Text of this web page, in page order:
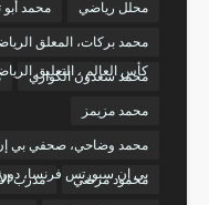
محلل رياضي محمد أبو
محمد بركات، المعلق
كأس العالم ، التعليق
محمد سعدون الكواري
محمد مزيمز
محمد وضاحي، صحفي بي
بي إن سبورتس فرنسا،
محمود مرضي مدرب